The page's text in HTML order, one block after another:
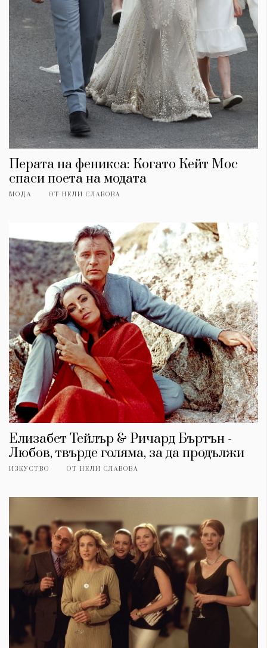
Перата на феникса: Когато Кейт Мос
спаси поета на модата
МОДА ОТ НЕЛИ СЛАВОВА
Елизабет Тейлър & Ричард Бъртън -
Любов, твърде голяма, за да продължи
ИЗКУСТВО ОТ НЕЛИ СЛАВОВА